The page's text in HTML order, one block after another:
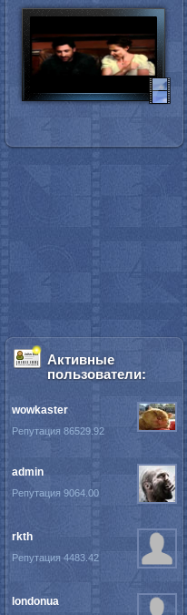
Активные
пользователи:
wowkaster
Репутация 86529.92
admin
Репутация 9064.00
rkth
Репутация 4483.42
londonua